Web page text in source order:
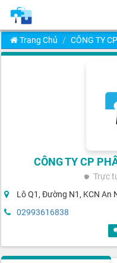
Trang Chủ CÔNG TY
CÔNG TY CP
Trực
Lô Q1, Đường N1, KCN An
02993616838